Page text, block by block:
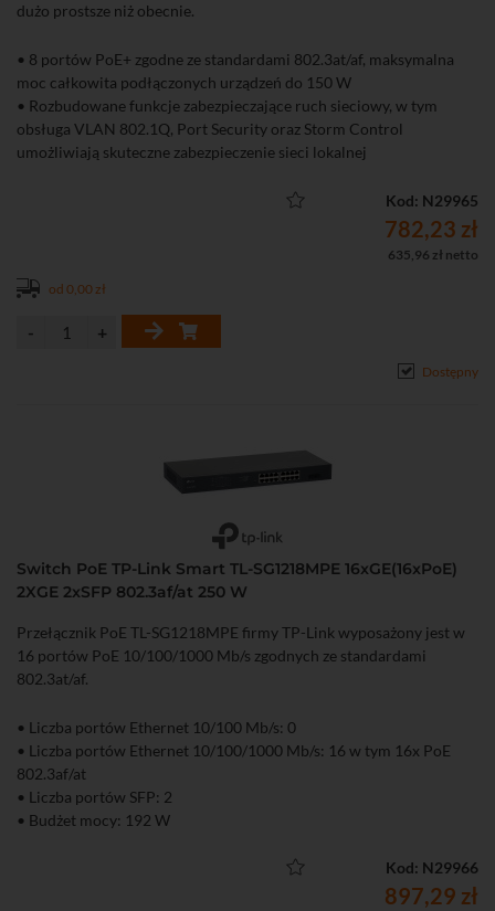
dużo prostsze niż obecnie.
• 8 portów PoE+ zgodne ze standardami 802.3at/af, maksymalna
moc całkowita podłączonych urządzeń do 150 W
• Rozbudowane funkcje zabezpieczające ruch sieciowy, w tym
obsługa VLAN 802.1Q, Port Security oraz Storm Control
umożliwiają skuteczne zabezpieczenie sieci lokalnej
• Możliwość zoptymalizowania transmisji głosowych oraz wideo
poleceń
• Obsługa SNMP oraz RMON umożliwiają wygodne zarządzanie
urządzeniem
Kod: N29965
782,23 zł
635,96 zł netto
od 0,00 zł
Dostępny
Switch PoE TP-Link Smart TL-SG1218MPE 16xGE(16xPoE)
2XGE 2xSFP 802.3af/at 250 W
Przełącznik PoE TL-SG1218MPE firmy TP-Link wyposażony jest w
16 portów PoE 10/100/1000 Mb/s zgodnych ze standardami
802.3at/af.
• Liczba portów Ethernet 10/100 Mb/s: 0
• Liczba portów Ethernet 10/100/1000 Mb/s: 16 w tym 16x PoE
802.3af/at
• Liczba portów SFP: 2
• Budżet mocy: 192 W
Kod: N29966
897,29 zł